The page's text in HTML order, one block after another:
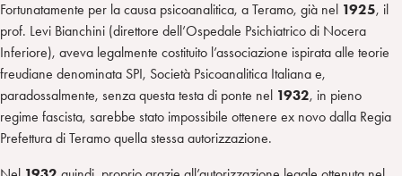
Fortunatamente per la causa psicoanalitica, a Teramo, già nel 1925, il
prof. Levi Bianchini (direttore dell’Ospedale Psichiatrico di Nocera
Inferiore), aveva legalmente costituito l’associazione ispirata alle teorie
freudiane denominata SPI, Società Psicoanalitica Italiana e,
paradossalmente, senza questa testa di ponte nel 1932, in pieno
regime fascista, sarebbe stato impossibile ottenere ex novo dalla Regia
Prefettura di Teramo quella stessa autorizzazione.